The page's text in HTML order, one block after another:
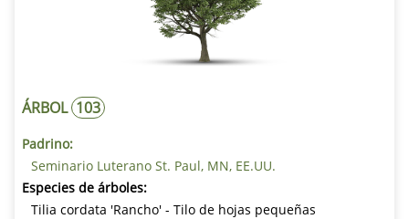
ÁRBOL 103
Padrino:
Seminario Luterano St. Paul, MN, EE.UU.
Especies de árboles:
Tilia cordata 'Rancho' - Tilo de hojas pequeñas